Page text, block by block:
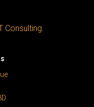
Consulting.